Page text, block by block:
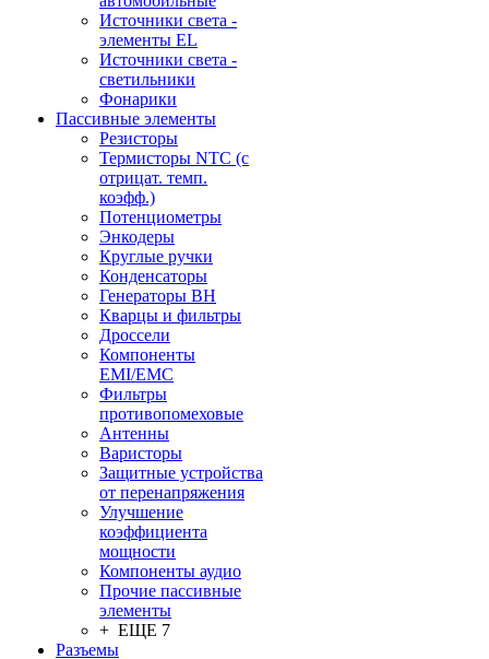
Источники света -
элементы EL
Источники света -
светильники
Фонарики
Пассивные элементы
Резисторы
Термисторы NTC (с
отрицат. темп.
коэфф.)
Потенциометры
Энкодеры
Круглые ручки
Конденсаторы
Генераторы ВН
Кварцы и фильтры
Дроссели
Компоненты
EMI/EMC
Фильтры
противопомеховые
Антенны
Варисторы
Защитные устройства
от перенапряжения
Улучшение
коэффициента
мощности
Компоненты аудио
Прочие пассивные
элементы
+ ЕЩЕ 7
Разъeмы